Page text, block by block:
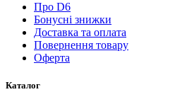
Про D6
Бонусні знижки
Доставка та оплата
Повернення товару
Оферта
Каталог